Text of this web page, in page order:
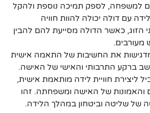
למשפחה, לספק תמיכה נוספת ולהקל
עם דולה יכולה להוות חוויה
הזוג, כאשר הדולה מסייעת להם להבין
מעורבים.
מדגישות את החשיבות של התאמה אישית
ברקע התרבותי והאישי של האישה.
ליצירת חוויית לידה מותאמת אישית,
של האישה ומשפחתה. זהו
של שליטה וביטחון במהלך הלידה.